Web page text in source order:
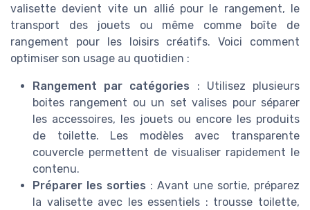
valisette devient vite un allié pour le rangement, le
transport des jouets ou même comme boîte de
rangement pour les loisirs créatifs. Voici comment
optimiser son usage au quotidien :
Rangement par catégories : Utilisez plusieurs
boites rangement ou un set valises pour séparer
les accessoires, les jouets ou encore les produits
de toilette. Les modèles avec transparente
couvercle permettent de visualiser rapidement le
contenu.
Préparer les sorties : Avant une sortie, préparez
la valisette avec les essentiels : trousse toilette,